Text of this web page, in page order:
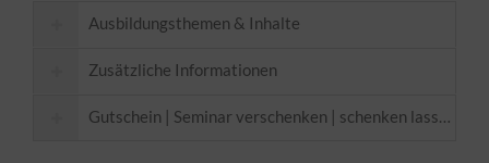
Ausbildungsthemen & Inhalte
Zusätzliche Informationen
Kurszeiten:
Gutschein | Seminar verschenken | schenken lassen